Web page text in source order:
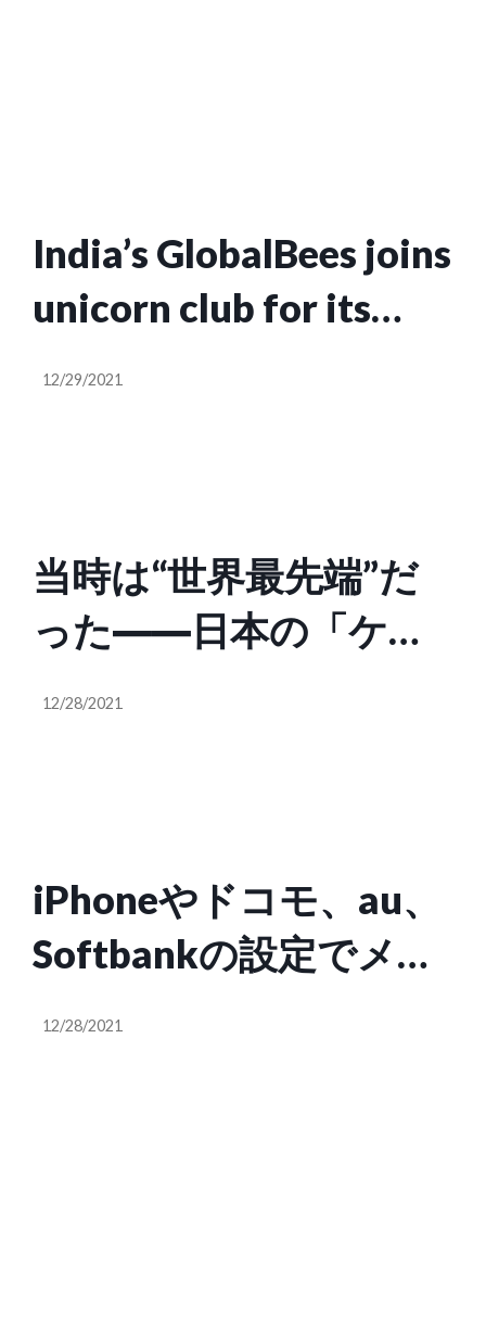
India’s GlobalBees joins
unicorn club for its
Thrasio-like house of
12/29/2021
当時は“世界最先端”だ
った――日本の「ケー
タイアプリ」の歴史を
12/28/2021
iPhoneやドコモ、au、
Softbankの設定でメー
ルを受信拒否する方法
12/28/2021